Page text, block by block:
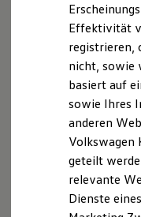
Batterie
Kosten und
E-Auto-
Software
Die ID.
ID.
Digitale
Ganz
Rundum sicher:
Bevor ein
Effektivität
registrieren,
nicht, sowie
basiert auf
sowie Ihres
anderen
Volkswagen
geteilt
relevante
Dienste